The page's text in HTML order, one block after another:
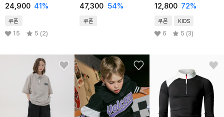
24,900 41 %
쿠폰
15 5 (2)
47,300 54%
쿠폰
12,800 72%
쿠폰 KIDS
6 5 (3)